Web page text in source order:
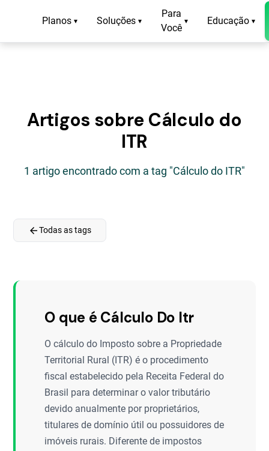
Planos ▾ Soluções ▾
Para
Você
▾ Educação ▾
Artigos sobre Cálculo do
ITR
1 artigo encontrado com a tag "Cálculo do ITR"
arrow_backTodas as tags
O que é Cálculo Do Itr
O cálculo do Imposto sobre a Propriedade
Territorial Rural (ITR) é o procedimento
fiscal estabelecido pela Receita Federal do
Brasil para determinar o valor tributário
devido anualmente por proprietários,
titulares de domínio útil ou possuidores de
imóveis rurais. Diferente de impostos